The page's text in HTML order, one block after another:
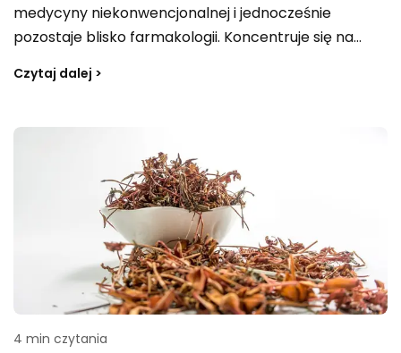
medycyny niekonwencjonalnej i jednocześnie
pozostaje blisko farmakologii. Koncentruje się na
przetworzonych surowców roślinnych,
zioła stosuje się zarówno w profilaktyce wielu chorób,
jak i w leczeniu różnych schorzeń.
Czytaj dalej >
4 min czytania